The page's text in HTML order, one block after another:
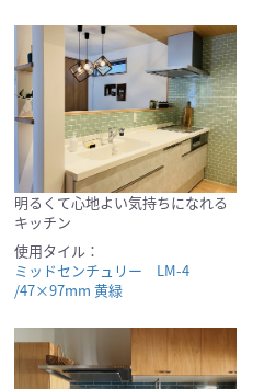
明るくて心地よい気持ちになれる
キッチン
使用タイル：
ミッドセンチュリー LM-4
/47×97mm 黄緑